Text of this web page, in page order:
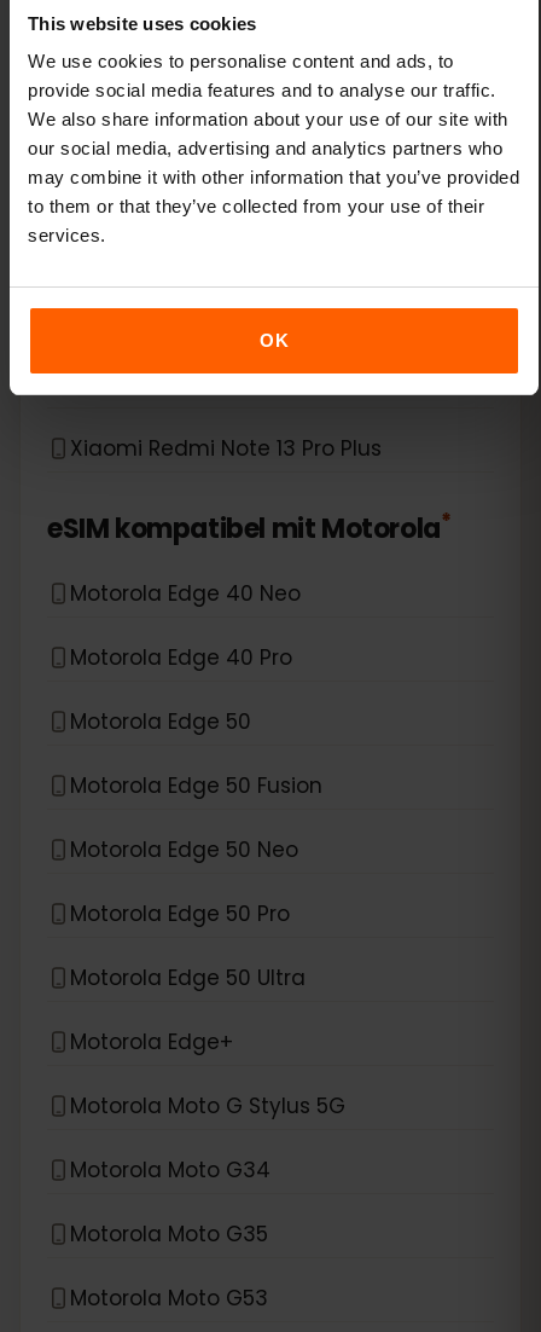
This website uses cookies
We use cookies to personalise content and ads, to
provide social media features and to analyse our traffic.
We also share information about your use of our site with
our social media, advertising and analytics partners who
may combine it with other information that you’ve provided
to them or that they’ve collected from your use of their
services.
OK
Xiaomi 14 Pro
Xiaomi 14T
Xiaomi 14T Pro
Xiaomi Redmi Note 13 Pro Plus
eSIM kompatibel mitMotorola*
Motorola Edge 40 Neo
Motorola Edge 40 Pro
Motorola Edge 50
Motorola Edge 50 Fusion
Motorola Edge 50 Neo
Motorola Edge 50 Pro
Motorola Edge 50 Ultra
Motorola Edge+
Motorola Moto G Stylus 5G
Motorola Moto G34
Motorola Moto G35
Motorola Moto G53